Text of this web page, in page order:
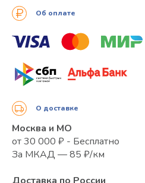
Об оплате
О доставке
Москва и МО
от 30 000 ₽ - Бесплатно
За МКАД — 85 ₽/км